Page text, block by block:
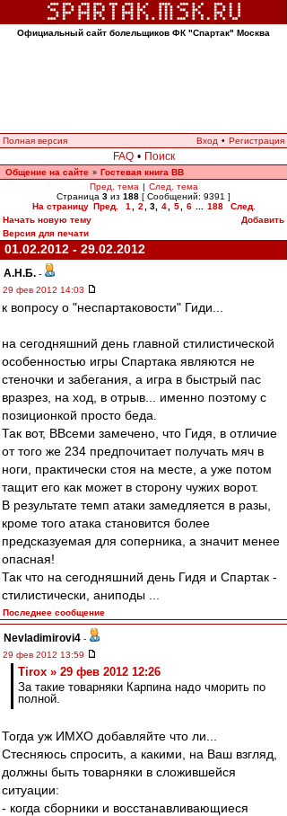
Официальный сайт болельщиков ФК "Спартак" Москва
Полная версия Вход • Регистрация
FAQ • Поиск
Общение на сайте » Гостевая книга ВВ
Пред. тема | След. тема
Страница 3 из 188 [ Сообщений: 9391 ]
На страницу Пред. 1 2 3, 4 5 6 188
След.
Начать новую тему
Добавить
Версия для печати
01.02.2012 - 29.02.2012
А.Н.Б. -
29 фев 2012 14:03
к вопросу о "неспартаковости" Гиди...
на сегодняшний день главной стилистической
особенностью игры Спартака являются не
стеночки и забегания, а игра в быстрый пас
вразрез, на ход, в отрыв... именно поэтому с
позиционкой просто беда.
Так вот, ВВсеми замечено, что Гидя, в отличие
от того же 234 предпочитает получать мяч в
ноги, практически стоя на месте, а уже потом
тащит его как может в сторону чужих ворот.
В результате темп атаки замедляется в разы,
кроме того атака становится более
предсказуемая для соперника, а значит менее
опасная!
Так что на сегодняшний день Гидя и Спартак -
стилистически, аниподы ...
Последнее сообщение
Nevladimirovi4 -
29 фев 2012 13:59
Tirox » 29 фев 2012 12:26
За такие товарняки Карпина надо чморить по
полной.
Тогда уж ИМХО добавляйте что ли...
Стесняюсь спросить, а какими, на Ваш взгляд,
должны быть товарняки в сложившейся
ситуации:
- когда сборники и восстанавливающиеся